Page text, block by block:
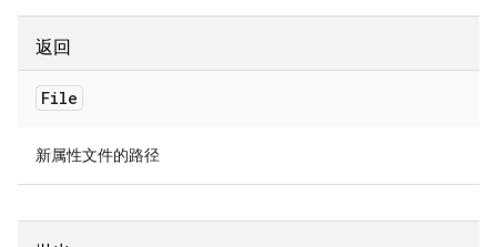
返回
File
新属性文件的路径